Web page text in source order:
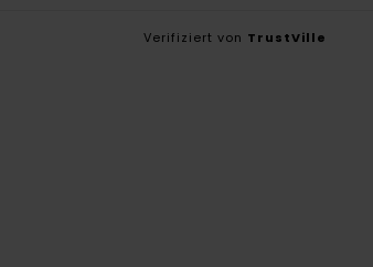
Verifiziert von TrustVille